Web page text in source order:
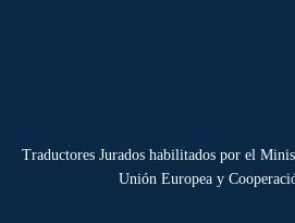
Traductores Jurados habilitados por el
Unión Europea y